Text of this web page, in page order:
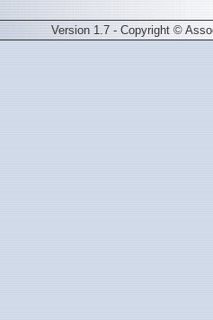
Version 1.7 - Copyright ©